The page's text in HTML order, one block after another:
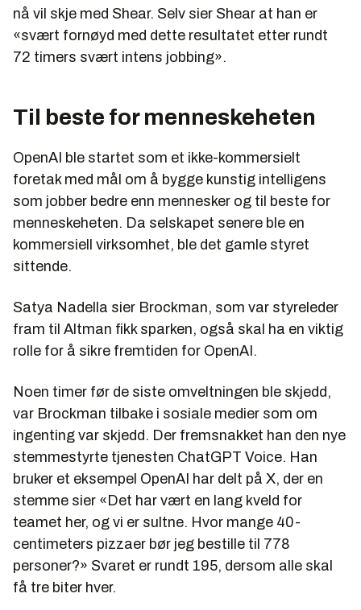
nå vil skje med Shear. Selv sier Shear at han er
«svært fornøyd med dette resultatet etter rundt
72 timers svært intens jobbing».
Til beste for menneskeheten
OpenAI ble startet som et ikke-kommersielt
foretak med mål om å bygge kunstig intelligens
som jobber bedre enn mennesker og til beste for
menneskeheten. Da selskapet senere ble en
kommersiell virksomhet, ble det gamle styret
sittende.
Satya Nadella sier Brockman, som var styreleder
fram til Altman fikk sparken, også skal ha en viktig
rolle for å sikre fremtiden for OpenAI.
Noen timer før de siste omveltningen ble skjedd,
var Brockman tilbake i sosiale medier som om
ingenting var skjedd. Der fremsnakket han den nye
stemmestyrte tjenesten ChatGPT Voice. Han
bruker et eksempel OpenAI har delt på X, der en
stemme sier «Det har vært en lang kveld for
teamet her, og vi er sultne. Hvor mange 40-
centimeters pizzaer bør jeg bestille til 778
personer?» Svaret er rundt 195, dersom alle skal
få tre biter hver.